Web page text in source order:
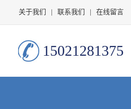
关于我们 联系我们 在线留言
15021281375